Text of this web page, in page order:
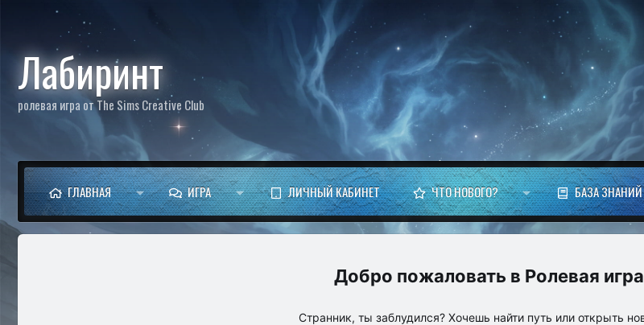
Лабиринт
ролевая игра от The Sims Creative Club
ГЛАВНАЯ ИГРА ЛИЧНЫЙ КАБИНЕТ ЧТО НОВОГО? БАЗА ЗНАНИЙ
Ролевая
Странник, ты заблудился? Хочешь найти путь или открыть